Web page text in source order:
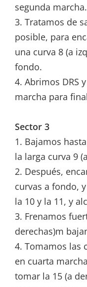
segunda marcha.
3. Tratamos de
posible, para
una curva 8 (a
fondo.
4. Abrimos DRS
marcha para
Sector 3
1. Bajamos
la larga curva 9
2. Después,
curvas a fondo,
la 10 y la 11, y
3. Frenamos
derechas)m
4. Tomamos las
en cuarta
tomar la 15 (a